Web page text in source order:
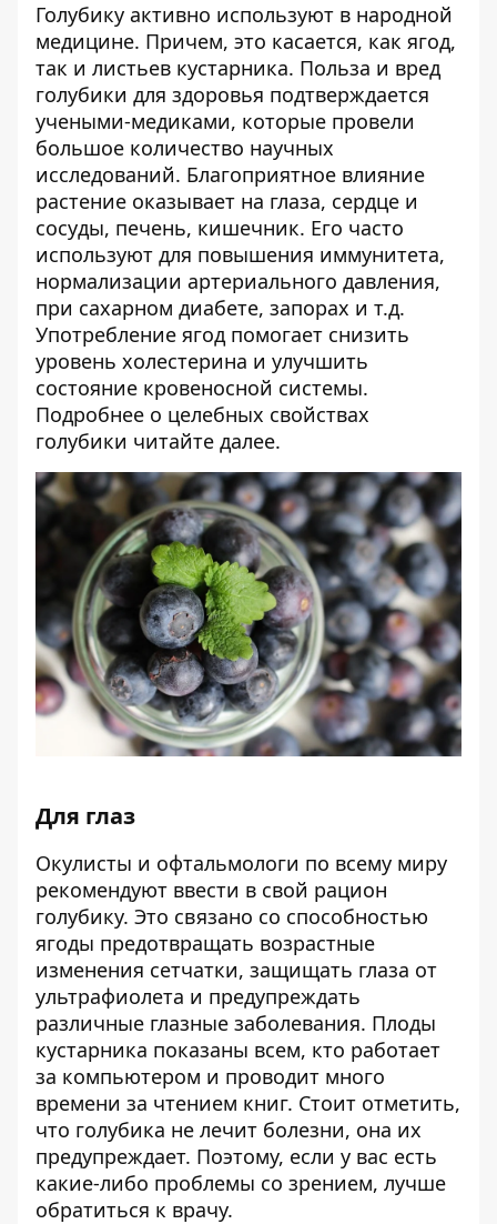
Голубику активно используют в народной
медицине. Причем, это касается, как ягод,
так и листьев кустарника. Польза и вред
голубики для здоровья подтверждается
учеными-медиками, которые провели
большое количество научных
исследований. Благоприятное влияние
растение оказывает на глаза, сердце и
сосуды, печень, кишечник. Его часто
используют для повышения иммунитета,
нормализации артериального давления,
при сахарном диабете, запорах и т.д.
Употребление ягод помогает снизить
уровень холестерина и улучшить
состояние кровеносной системы.
Подробнее о целебных свойствах
голубики читайте далее.
Для глаз
Окулисты и офтальмологи по всему миру
рекомендуют ввести в свой рацион
голубику. Это связано со способностью
ягоды предотвращать возрастные
изменения сетчатки, защищать глаза от
ультрафиолета и предупреждать
различные глазные заболевания. Плоды
кустарника показаны всем, кто работает
за компьютером и проводит много
времени за чтением книг. Стоит отметить,
что голубика не лечит болезни, она их
предупреждает. Поэтому, если у вас есть
какие-либо проблемы со зрением, лучше
обратиться к врачу.